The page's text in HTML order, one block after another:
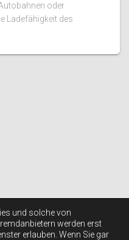
oder
Ladefähigkeit des
und solche von
werden erst
erlauben. Wenn Sie gar